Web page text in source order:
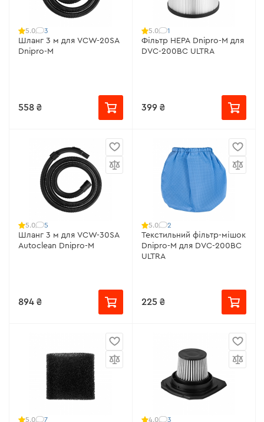
5.0 3
Шланг 3 м для VCW-20SA
Dnipro-M
558 ₴
5.0 1
Фільтр HEPA Dnipro-M для
DVC-200BC ULTRA
399 ₴
5.0 5
Шланг 3 м для VCW-30SA
Autoclean Dnipro-M
894 ₴
5.0 2
Текстильний фільтр-мішок
Dnipro-M для DVC-200BC
ULTRA
225 ₴
5.0 7 4.0 3